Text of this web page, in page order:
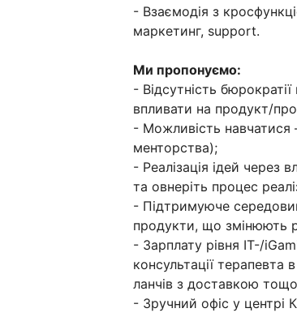
- Взаємодія з
маркетинг, support.
Ми пропонуємо:
- Відсутність
впливати на продукт/
- Можливість навчатися
менторства);
- Реалізація ідей через
та овнеріть процес
- Підтримуюче
продукти, що змінюють
- Зарплату рівня IT-/
консультації терапевта
ланчів з доставкою
- Зручний офіс у центрі